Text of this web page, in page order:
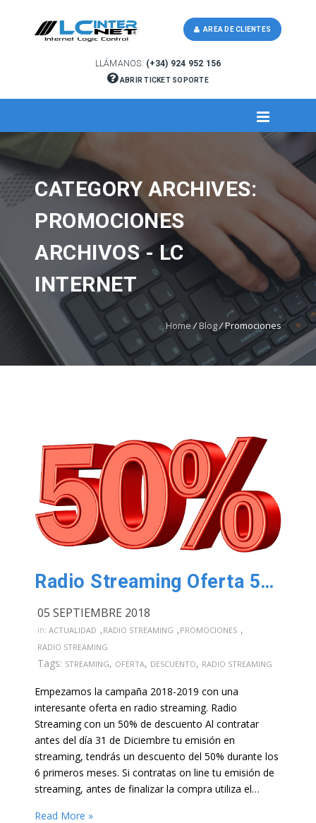
LLÁMANOS: (+34) 924 952 156
ABRIR TICKET SOPORTE
AREA DE CLIENTES
CATEGORY ARCHIVES:
PROMOCIONES
ARCHIVOS - LC
INTERNET
Home /Blog/Promociones
Radio Streaming Oferta 50%
05 SEPTIEMBRE 2018
in: ACTUALIDAD ,RADIO STREAMING ,PROMOCIONES ,
RADIO STREAMING
Tags: STREAMING, OFERTA, DESCUENTO, RADIO STREAMING
Empezamos la campaña 2018-2019 con una
interesante oferta en radio streaming. Radio
Streaming con un 50% de descuento Al contratar
antes del día 31 de Diciembre tu emisión en
streaming, tendrás un descuento del 50% durante los
6 primeros meses. Si contratas on line tu emisión de
streaming, antes de finalizar la compra utiliza el…
Read More »